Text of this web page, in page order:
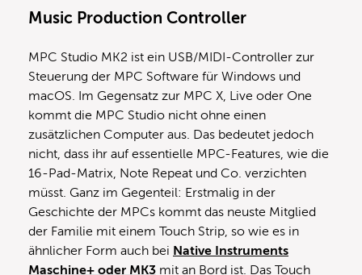
Music Production Controller
MPC Studio MK2 ist ein USB/MIDI-Controller zur
Steuerung der MPC Software für Windows und
macOS. Im Gegensatz zur MPC X, Live oder One
kommt die MPC Studio nicht ohne einen
zusätzlichen Computer aus. Das bedeutet jedoch
nicht, dass ihr auf essentielle MPC-Features, wie die
16-Pad-Matrix, Note Repeat und Co. verzichten
müsst. Ganz im Gegenteil: Erstmalig in der
Geschichte der MPCs kommt das neuste Mitglied
der Familie mit einem Touch Strip, so wie es in
ähnlicher Form auch bei Native Instruments
Maschine+ oder MK3 mit an Bord ist. Das Touch